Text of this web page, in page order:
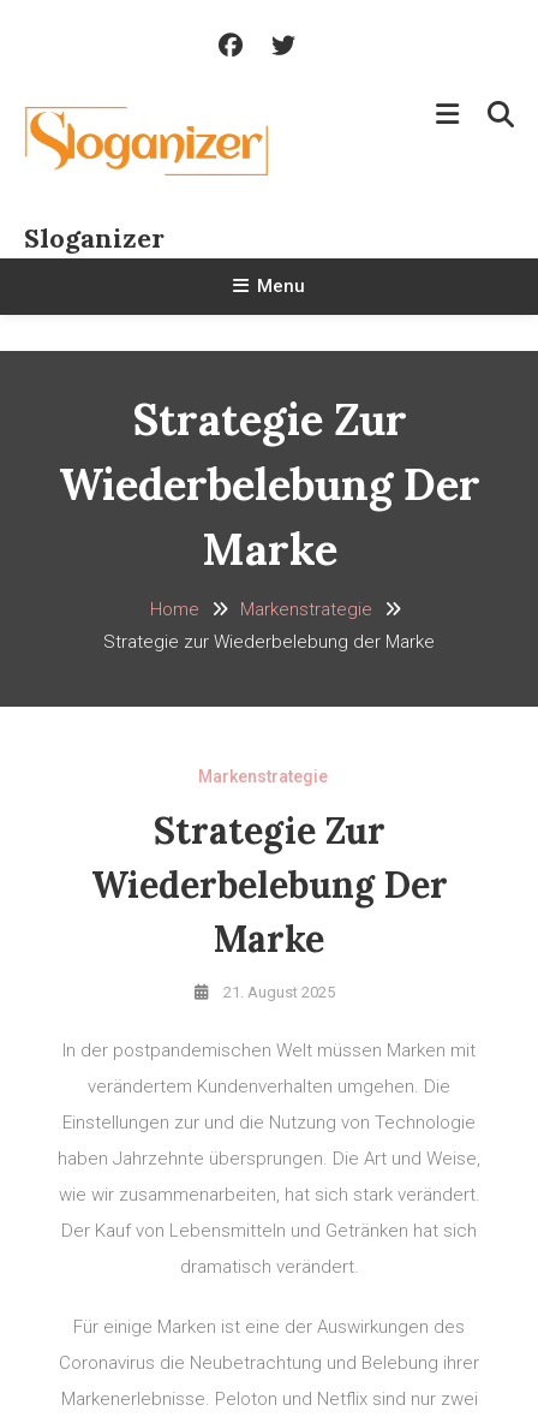
Sloganizer
Menu
Strategie Zur
Wiederbelebung Der
Marke
Home
Markenstrategie
Strategie zur Wiederbelebung der Marke
Markenstrategie
Strategie Zur
Wiederbelebung Der
Marke
21. August 2025
In der postpandemischen Welt müssen Marken mit
verändertem Kundenverhalten umgehen. Die
Einstellungen zur und die Nutzung von Technologie
haben Jahrzehnte übersprungen. Die Art und Weise,
wie wir zusammenarbeiten, hat sich stark verändert.
Der Kauf von Lebensmitteln und Getränken hat sich
dramatisch verändert.
Für einige Marken ist eine der Auswirkungen des
Coronavirus die Neubetrachtung und Belebung ihrer
Markenerlebnisse. Peloton und Netflix sind nur zwei